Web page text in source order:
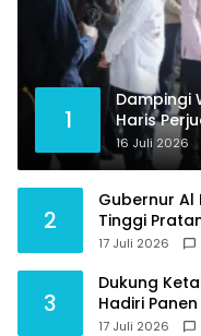
1
Dampingi
Haris
Tambahan
Raden
16 Juli 2026
2
Gubernur Al
Tinggi
dan
17 Juli 2026
3
Dukung
Hadiri
17 Juli 2026